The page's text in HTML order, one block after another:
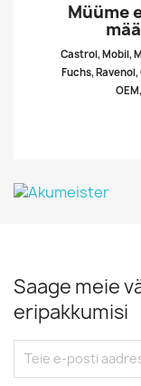
Müüme
Castrol, Mobil,
Fuchs,
Saage meie
eripakkumisi